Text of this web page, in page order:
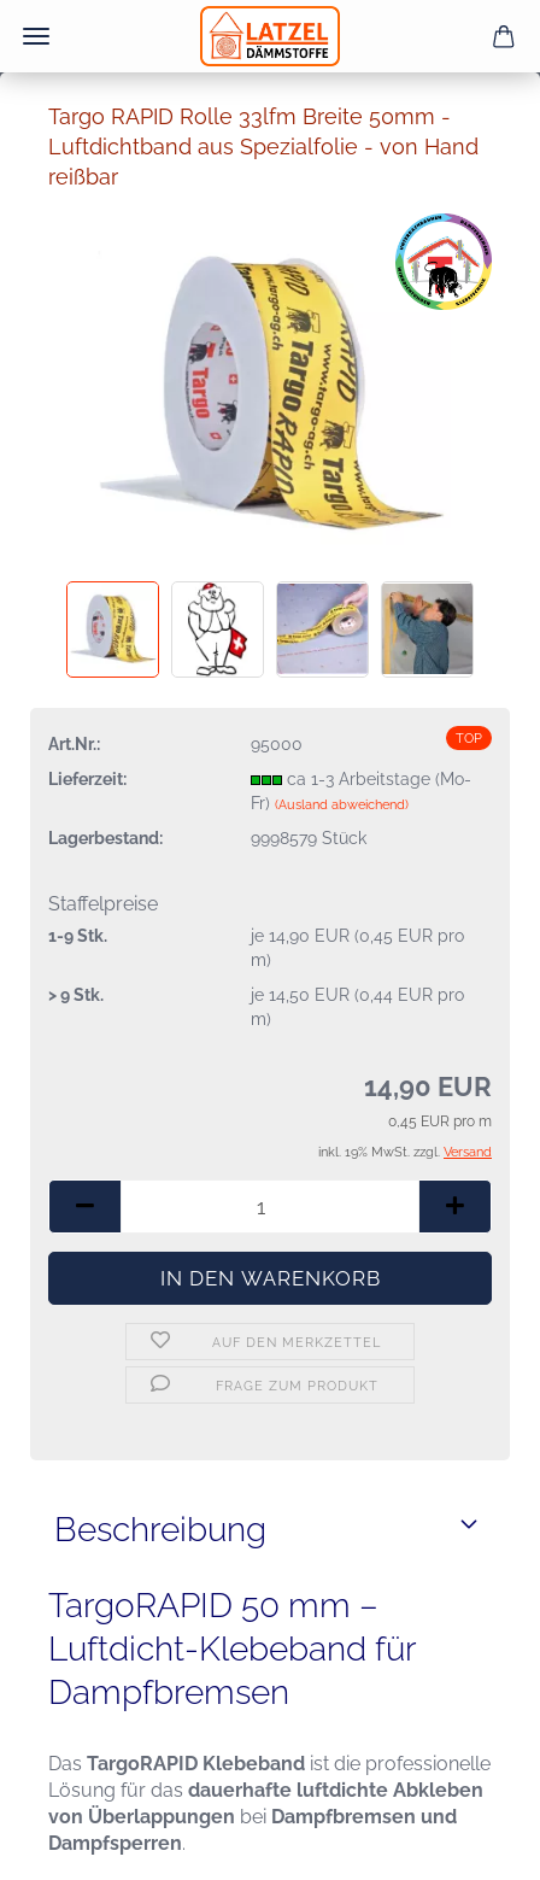
Targo RAPID Rolle 33lfm Breite 50mm -
Luftdichtband aus Spezialfolie - von Hand
reißbar
TOP
Art.Nr.:
95000
Lieferzeit:
ca 1-3 Arbeitstage (Mo-
Fr)(Ausland abweichend)
Lagerbestand: 9998579Stück
Staffelpreise
1-9 Stk.
je 14,90 EUR (0,45 EUR pro
m)
> 9 Stk.
je 14,50 EUR (0,44 EUR pro
m)
14,90 EUR
0,45 EUR pro m
inkl. 19% MwSt. zzgl. Versand
AUF DEN MERKZETTEL
FRAGE ZUM PRODUKT
Beschreibung
TargoRAPID 50 mm –
Luftdicht-Klebeband für
Dampfbremsen
Das TargoRAPID Klebeband ist die professionelle
Lösung für das dauerhafte luftdichte Abkleben
von Überlappungen bei Dampfbremsen und
Dampfsperren.